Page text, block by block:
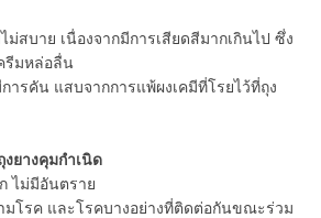
าย เนื่องจากมีการเสียดสีมากเกินไป ซึ่ง
รีมหล่อลื่น
คัน แสบจากการแพ้ผงเคมีที่โรยไว้ที่ถุง
างคุมกำเนิด
ม่มีอันตราย
ค และโรคบางอย่างที่ติดต่อกันขณะร่วม